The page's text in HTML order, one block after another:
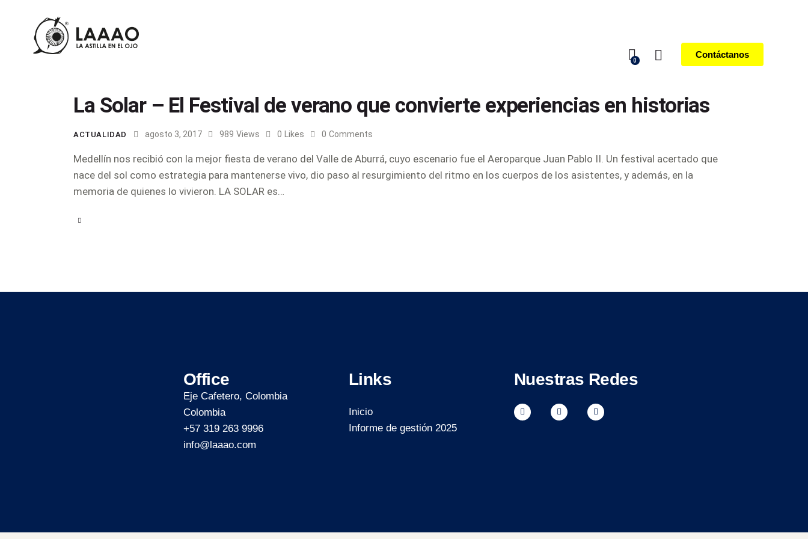
0
Contáctanos
La Solar – El Festival de verano que convierte experiencias en historias
ACTUALIDAD agosto 3, 2017 989 Views 0 Likes 0 Comments
Medellín nos recibió con la mejor fiesta de verano del Valle de Aburrá, cuyo escenario fue el Aeroparque Juan Pablo II. Un festival acertado que
nace del sol como estrategia para mantenerse vivo, dio paso al resurgimiento del ritmo en los cuerpos de los asistentes, y además, en la
memoria de quienes lo vivieron. LA SOLAR es…
Office
Eje Cafetero, Colombia
Colombia
+57 319 263 9996
info@laaao.com
Links
Inicio
Informe de gestión 2025
Nuestras Redes